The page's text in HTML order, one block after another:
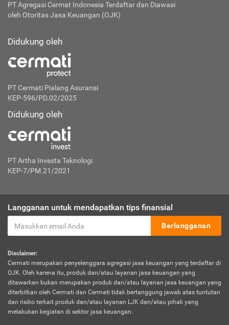
PT Agregasi Cermat Indonesia Terdaftar dan Diawasi
oleh Otoritas Jasa Keuangan (OJK)
Didukung oleh
PT Cermati Pialang Asuransi
KEP-596/PD.02/2025
Didukung oleh
PT Artha Investa Teknologi
KEP-7/PM.21/2021
Langganan untuk mendapatkan tips finansial
Berlangganan
Disclaimer:
Cermati merupakan penyelenggara agregasi jasa keuangan yang terdaftar di
OJK. Oleh karena itu, produk dan/atau layanan jasa keuangan yang
ditawarkan bukan merupakan produk dan/atau layanan jasa keuangan yang
diterbitkan oleh Cermati dan Cermati tidak bertanggung jawab atas tuntutan
dan risiko terkait produk dan/atau layanan LJK dan/atau pihak yang
melakukan kegiatan di sektor jasa keuangan.